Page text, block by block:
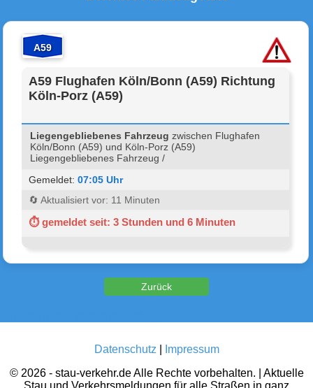
A59
A59 Flughafen Köln/Bonn (A59) Richtung
Köln-Porz (A59)
Liegengebliebenes Fahrzeug zwischen Flughafen
Köln/Bonn (A59) und Köln-Porz (A59)
Liegengebliebenes Fahrzeug /
Gemeldet:07:05 Uhr
🔄 Aktualisiert vor: 11 Minuten
⏱ gemeldet seit: 3 Stunden und 6 Minuten
Datenschutz
Impressum
© 2026 - stau-verkehr.de Alle Rechte vorbehalten. | Aktuelle
Stau und Verkehrsmeldungen für alle Straßen in ganz